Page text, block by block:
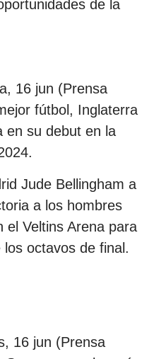
de la
16 jun (Prensa
fútbol, Inglaterra
en su debut en la
Jude Bellingham a
a los hombres
el Veltins Arena para
octavos de final.
16 jun (Prensa